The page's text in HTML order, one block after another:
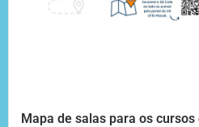
Mapa de salas para os